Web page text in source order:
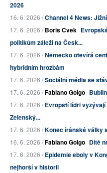
2026
16. 6. 2026 /Channel 4 News:
17. 6. 2026 /Boris Cvek
politikům záleží na Česk...
17. 6. 2026 /Německo otevírá
hybridním hrozbám
17. 6. 2026 /Sociální média se
17. 6. 2026 /Fabiano Golgo
17. 6. 2026 /Evropští lídři vyzývají
Zelenský...
17. 6. 2026 /Konec íránské války
16. 6. 2026 /Fabiano Golgo Dítě
17. 6. 2026 /Epidemie eboly v
nejhorší v historii